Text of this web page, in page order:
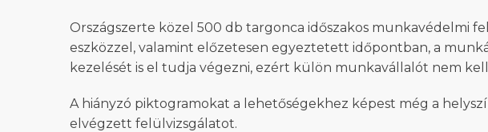
Országszerte közel 500 db targonca időszakos munkavédelmi
eszközzel, valamint előzetesen egyeztetett időpontban, a
kezelését is el tudja végezni, ezért külön munkavállalót nem
A hiányzó piktogramokat a lehetőségekhez képest még a
elvégzett felülvizsgálatot.